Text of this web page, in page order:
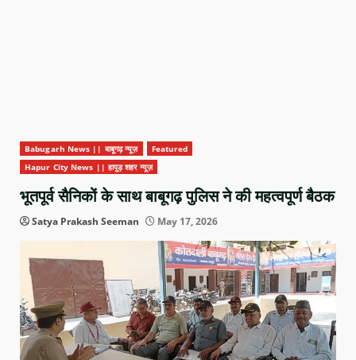
Babugarh News || बाबूगढ़ न्यूज़
Featured
Hapur City News || हापुड़ शहर न्यूज़
भूतपूर्व सैनिकों के साथ बाबूगढ़ पुलिस ने की महत्वपूर्ण बैठक
Satya Prakash Seeman May 17, 2026